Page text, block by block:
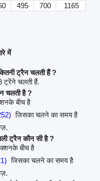
495 700 1165
में
ट्रैन चलती हैं ?
ट्रेंने चलती हैं.
चलती है ?
बीच है
जिसका चलने का समय है
ट्रैन कौन सी है ?
बीच है
जिसका चलने का समय है